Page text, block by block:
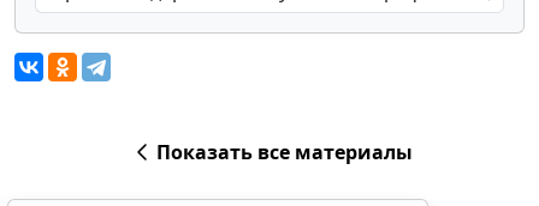
Показать все материалы